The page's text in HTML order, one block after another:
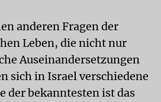
anderen Fragen der
Leben, die nicht nur
Auseinandersetzungen
sich in Israel verschiedene
der bekanntesten ist das